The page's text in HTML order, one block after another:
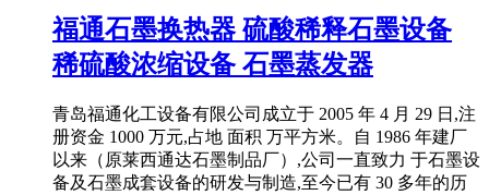
福通石墨换热器 硫酸稀释石墨设备
稀硫酸浓缩设备 石墨蒸发器
青岛福通化工设备有限公司成立于 2005 年 4 月 29 日,注
册资金 1000 万元,占地 面积 万平方米。自 1986 年建厂
以来（原莱西通达石墨制品厂）,公司一直致力 于石墨设
备及石墨成套设备的研发与制造,至今已有 30 多年的历